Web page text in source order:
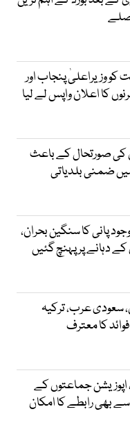
نے 9 اگست کو وزیراعلیٰ پنجاب اور
کا اعلان واپس لے لیا
کی صورتحال کے باعث
ضمنی بلدیاتی
پانی کا سنگین بحران،
سعودی عرب، ترکیہ
کا معترف
اپوزیشن جماعتوں کے
بھی رابطے کا امکان